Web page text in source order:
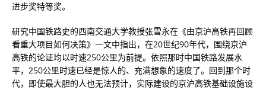
进步奖特等奖。
研究中国铁路史的西南交通大学教授张雪永在《由京沪高铁再回顾
看重大项目如何决策》一文中指出，在20世纪90年代，围绕京沪
高铁的论证均以时速250公里为前提。依照那时中国铁路发展水
平，250公里时速已经是惊人的、充满想象的速度了。回到那个时
代，即使最大胆的人也无法预计，实际建设的京沪高铁基础设施设